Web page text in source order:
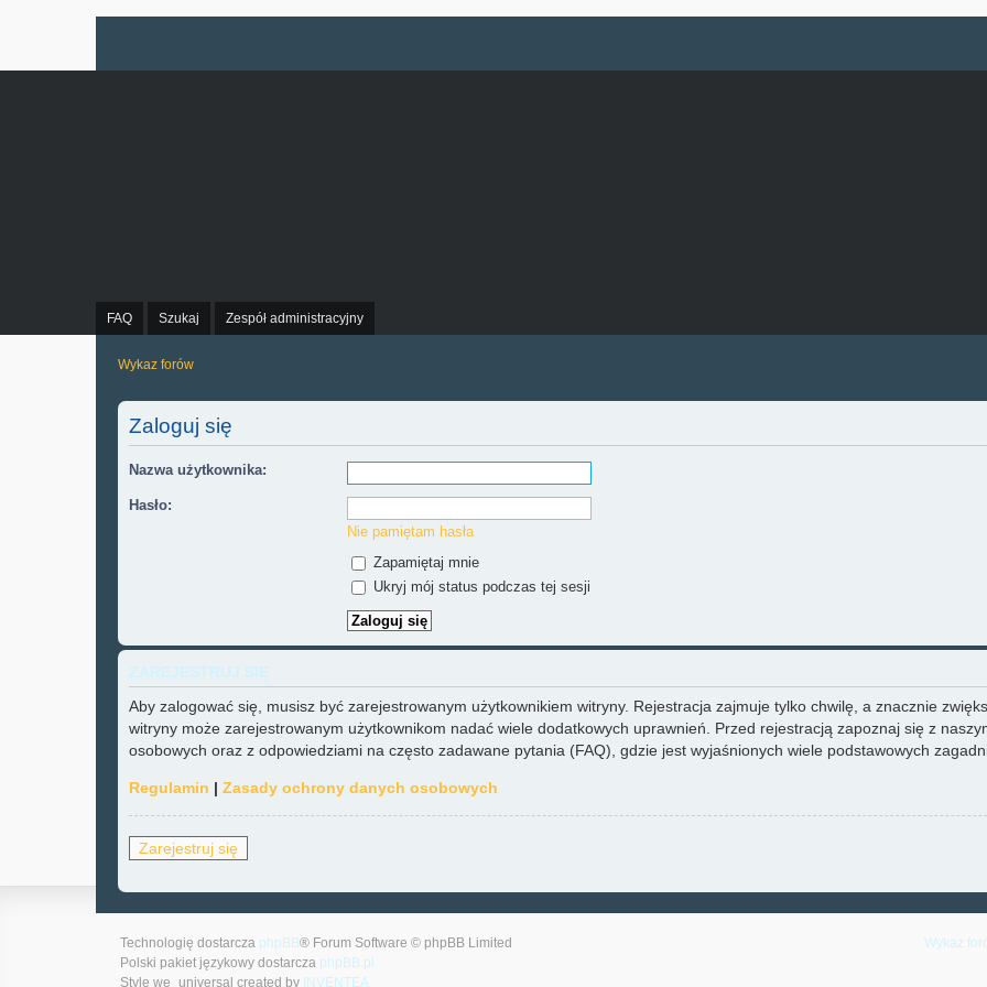
FAQ Szukaj Zespół administracyjny
Wykaz forów
Zaloguj się
Nazwa użytkownika:
Hasło:
Nie pamiętam hasła
Zapamiętaj mnie
Ukryj mój status podczas tej sesji
ZAREJESTRUJ SIĘ
Aby zalogować się, musisz być zarejestrowanym użytkownikiem witryny. Rejestracja zajmuje tylko chwilę, a znacznie
witryny może zarejestrowanym użytkownikom nadać wiele dodatkowych uprawnień. Przed rejestracją zapoznaj się z
osobowych oraz z odpowiedziami na często zadawane pytania (FAQ), gdzie jest wyjaśnionych wiele podstawowych
Regulamin | Zasady ochrony danych osobowych
Zarejestruj się
Wykaz
Technologię dostarcza phpBB® Forum Software © phpBB Limited
Polski pakiet językowy dostarcza phpBB.pl
Style we_universal created by INVENTEA